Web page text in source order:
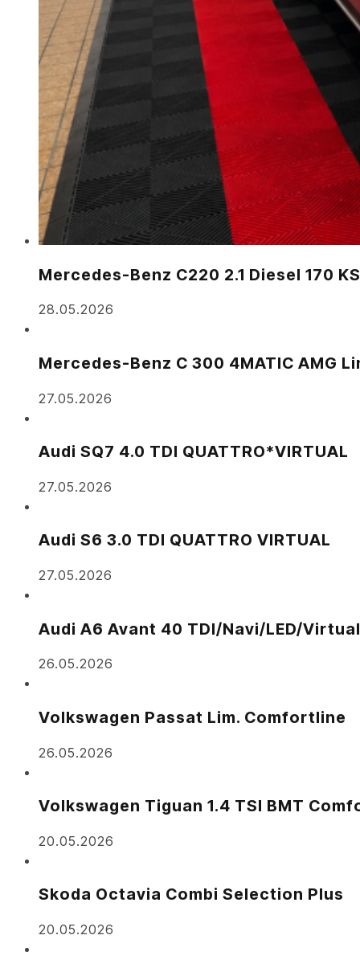
Mercedes-Benz C220 2.1 Diesel 170 KS
28.05.2026
Mercedes-Benz C 300 4MATIC AMG
27.05.2026
Audi SQ7 4.0 TDI QUATTRO*VIRTUAL
27.05.2026
Audi S6 3.0 TDI QUATTRO VIRTUAL
27.05.2026
Audi A6 Avant 40 TDI/Navi/LED/Virtual
26.05.2026
Volkswagen Passat Lim. Comfortline
26.05.2026
Volkswagen Tiguan 1.4 TSI BMT
20.05.2026
Skoda Octavia Combi Selection Plus
20.05.2026